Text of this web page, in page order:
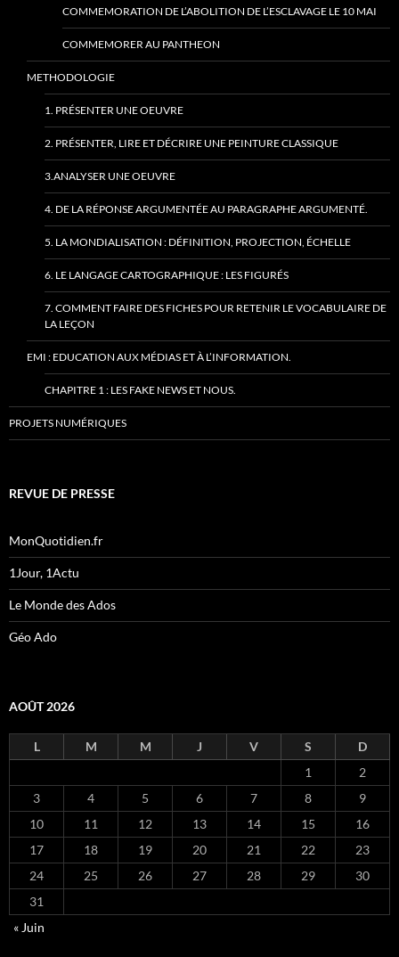
COMMEMORATION DE L’ABOLITION DE L’ESCLAVAGE LE 10 MAI
COMMEMORER AU PANTHEON
METHODOLOGIE
1. PRÉSENTER UNE OEUVRE
2. PRÉSENTER, LIRE ET DÉCRIRE UNE PEINTURE CLASSIQUE
3.ANALYSER UNE OEUVRE
4. DE LA RÉPONSE ARGUMENTÉE AU PARAGRAPHE ARGUMENTÉ.
5. LA MONDIALISATION : DÉFINITION, PROJECTION, ÉCHELLE
6. LE LANGAGE CARTOGRAPHIQUE : LES FIGURÉS
7. COMMENT FAIRE DES FICHES POUR RETENIR LE VOCABULAIRE DE
LA LEÇON
EMI : EDUCATION AUX MÉDIAS ET À L’INFORMATION.
CHAPITRE 1 : LES FAKE NEWS ET NOUS.
PROJETS NUMÉRIQUES
REVUE DE PRESSE
MonQuotidien.fr
1Jour, 1Actu
Le Monde des Ados
Géo Ado
AOÛT 2026
L M M J V S
D
1
2
3
4 5 6 7 8
9
10
11 12 13 14 15
16
17
18 19 20 21 22
23
24
25 26 27 28 29
30
31
« Juin